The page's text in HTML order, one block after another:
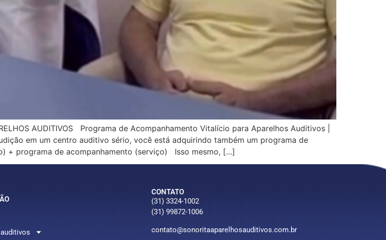
AUDITIVOS Programa de Acompanhamento Vitalício para Aparelhos Auditivos |
em um centro auditivo sério, você está adquirindo também um programa de
+ programa de acompanhamento (serviço) Isso mesmo, […]
CONTATO
(31) 3324-1002
(31) 99872-1006
contato@sonoritaaparelhosauditivos.com.br